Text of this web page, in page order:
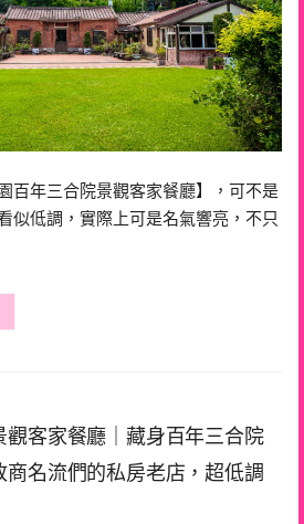
百年三合院景觀客家餐廳】，可不是
似低調，實際上可是名氣響亮，不只
觀客家餐廳｜藏身百年三合院
商名流們的私房老店，超低調